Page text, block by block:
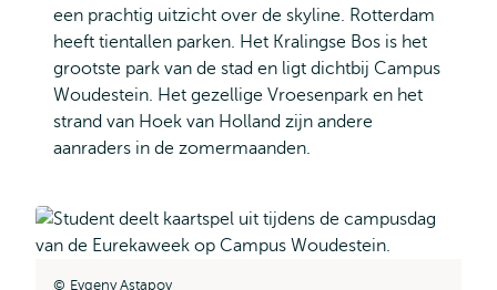
een prachtig uitzicht over de skyline. Rotterdam
heeft tientallen parken. Het Kralingse Bos is het
grootste park van de stad en ligt dichtbij Campus
Woudestein. Het gezellige Vroesenpark en het
strand van Hoek van Holland zijn andere
aanraders in de zomermaanden.
Evgeny Astapov